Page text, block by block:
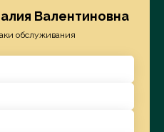
Валентиновна
обслуживания